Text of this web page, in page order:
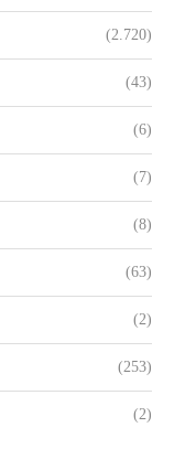
(2.720)
(43)
(6)
(7)
(8)
(63)
(2)
(253)
(2)